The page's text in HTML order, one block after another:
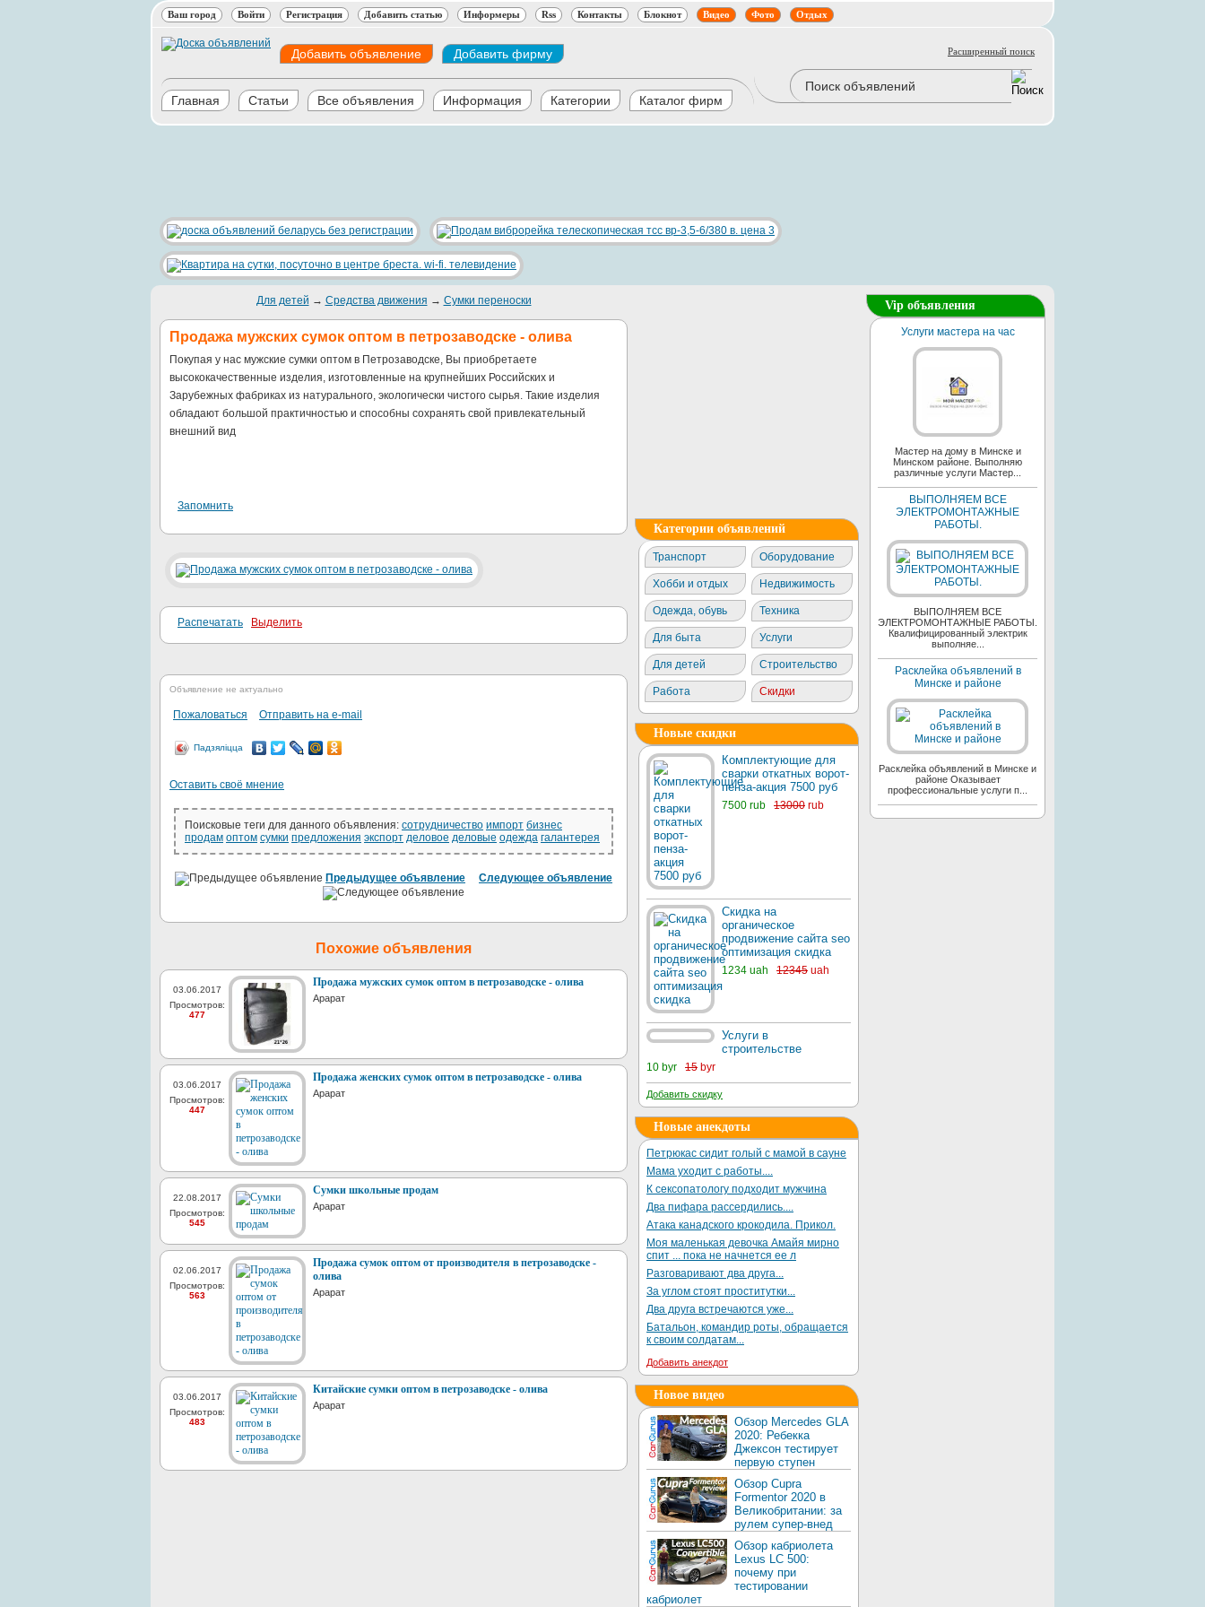
Ваш город Войти Регистрация Добавить статью Информеры Rss Контакты Блокнот Видео Фото Отдых
Добавить объявление Добавить фирму Расширенный поиск
Главная Статьи Все объявления Информация Категории Каталог фирм
Для детей → Средства движения → Сумки переноски
Продажа мужских сумок оптом в петрозаводске - олива
Покупая у нас мужские сумки оптом в Петрозаводске, Вы приобретаете
высококачественные изделия, изготовленные на крупнейших Российских и
Зарубежных фабриках из натурального, экологически чистого сырья. Такие изделия
обладают большой практичностью и способны сохранять свой привлекательный
внешний вид
Запомнить
Распечатать Выделить
Объявление не актуально
Пожаловаться Отправить на e-mail
Падзяліцца
Оставить своё мнение
Поисковые теги для данного объявления: сотрудничество импорт бизнес
продам оптом сумки предложения экспорт деловое деловые одежда галантерея
Предыдущее объявление Следующее объявление
Похожие объявления
03.06.2017
Просмотров:
477
Продажа мужских сумок оптом в петрозаводске - олива
Арарат
03.06.2017
Просмотров:
447
Продажа женских сумок оптом в петрозаводске - олива
Арарат
22.08.2017
Просмотров:
545
Сумки школьные продам
Арарат
02.06.2017
Просмотров:
563
Продажа сумок оптом от производителя в петрозаводске -
олива
Арарат
03.06.2017
Просмотров:
483
Китайские сумки оптом в петрозаводске - олива
Арарат
Категории объявлений
Транспорт Оборудование
Хобби и отдых Недвижимость
Одежда, обувь Техника
Для быта Услуги
Для детей Строительство
Работа Скидки
Новые скидки
Комплектующие для
сварки откатных ворот-
пенза-акция 7500 руб
7500 rub 13000 rub
Скидка на
органическое
продвижение сайта seo
оптимизация скидка
1234 uah 12345 uah
Услуги в
строительстве
10 byr 15 byr
Добавить скидку
Новые анекдоты
Петрюкас сидит голый с мамой в сауне
Мама уходит с работы....
К сексопатологу подходит мужчина
Два пифара рассердились....
Атака канадского крокодила. Прикол.
Моя маленькая девочка Амайя мирно
спит ... пока не начнется ее л
Разговаривают два друга...
За углом стоят проститутки...
Два друга встречаются уже...
Батальон, командир роты, обращается
к своим солдатам...
Добавить анекдот
Новое видео
Обзор Mercedes GLA
2020: Ребекка
Джексон тестирует
первую ступен
Обзор Cupra
Formentor 2020 в
Великобритании: за
рулем супер-внед
Обзор кабриолета
Lexus LC 500:
почему при
тестировании
кабриолет
Vip объявления
Услуги мастера на час
Мастер на дому в Минске и
Минском районе. Выполняю
различные услуги Мастер...
ВЫПОЛНЯЕМ ВСЕ
ЭЛЕКТРОМОНТАЖНЫЕ
РАБОТЫ.
ВЫПОЛНЯЕМ ВСЕ
ЭЛЕКТРОМОНТАЖНЫЕ РАБОТЫ.
Квалифицированный электрик
выполняе...
Расклейка объявлений в
Минске и районе
Расклейка объявлений в Минске и
районе Оказывает
профессиональные услуги п...